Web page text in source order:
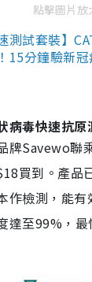
點擊圖片放
測試套裝】
15分鐘驗新
病毒快速抗原
牌Savewo聯
買到。產品
作檢測，能
達至99%，